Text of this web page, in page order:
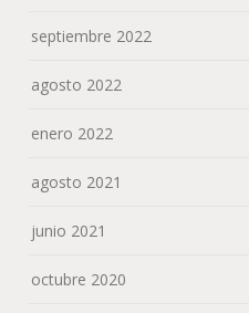
septiembre 2022
agosto 2022
enero 2022
agosto 2021
junio 2021
octubre 2020